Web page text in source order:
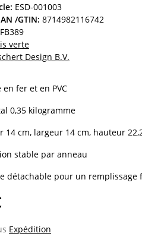
ESD-001003
/GTIN: 8714982116742
FB389
verte
Design B.V.
en fer et en PVC
0,35 kilogramme
14 cm, largeur 14 cm, hauteur
stable par anneau
détachable pour un remplissage
Expédition